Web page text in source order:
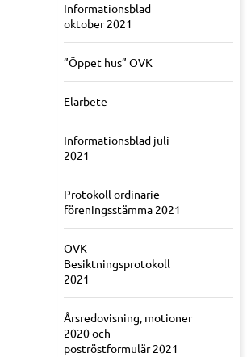
Informationsblad
oktober 2021
”Öppet hus” OVK
Elarbete
Informationsblad juli
2021
Protokoll ordinarie
föreningsstämma 2021
OVK
Besiktningsprotokoll
2021
Årsredovisning, motioner
2020 och
poströstformulär 2021